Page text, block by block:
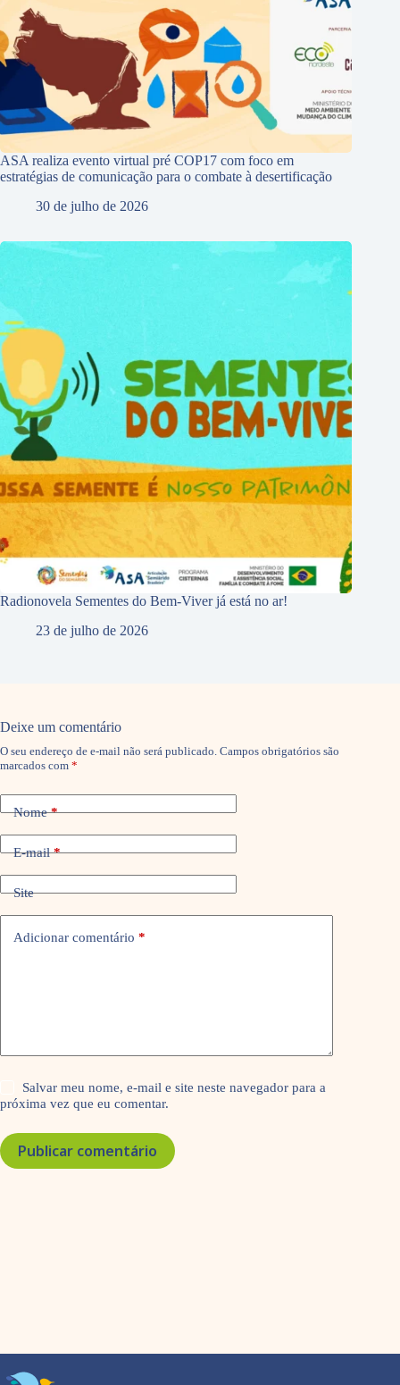
ASA realiza evento virtual pré COP17 com foco em
estratégias de comunicação para o combate à desertificação
30 de julho de 2026
Radionovela Sementes do Bem-Viver já está no ar!
23 de julho de 2026
Deixe um comentário
O seu endereço de e-mail não será publicado. Campos obrigatórios são
marcados com *
Nome*
E-mail*
Site
Adicionar comentário *
Salvar meu nome, e-mail e site neste navegador para a
próxima vez que eu comentar.
Publicar comentário